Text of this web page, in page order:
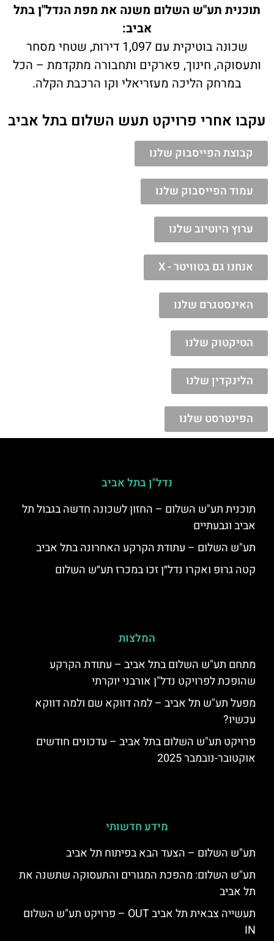
תוכנית תע"ש השלום משנה את מפת הנדל"ן בתל
אביב:
שכונה בוטיקית עם 1,097 דירות, שטחי מסחר
ותעסוקה, חינוך, פארקים ותחבורה מתקדמת – הכל
במרחק הליכה מעזריאלי וקו הרכבת הקלה.
עקבו אחרי פרויקט תעש השלום בתל אביב
קבוצת הפייסבוק שלנו
עמוד הפייסבוק שלנו
ערוץ היוטיוב שלנו
אנחנו גם בטוויטר - X
האינסטגרם שלנו
הטיקטוק שלנו
הלינקדין שלנו
הפינטרסט שלנו
נדל"ן בתל אביב
תוכנית תע"ש השלום – החזון לשכונה חדשה בגבול תל
אביב וגבעתיים
תע"ש השלום – עתודת הקרקע האחרונה בתל אביב
קטה גרופ ואקרו נדל״ן זכו במכרז תע״ש השלום
המלצות
מתחם תע"ש השלום בתל אביב – עתודת הקרקע
שהופכת לפרויקט נדל"ן אורבני יוקרתי
מפעל תע"ש תל אביב – למה דווקא שם ולמה דווקא
עכשיו?
פרויקט תע"ש השלום בתל אביב – עדכונים חודשים
אוקטובר-נובמבר 2025
מידע חדשותי
תע"ש השלום – הצעד הבא בפיתוח תל אביב
תע"ש השלום: מהפכת המגורים והתעסוקה שתשנה את
תל אביב
תעשייה צבאית תל אביב OUT – פרויקט תע"ש השלום
IN